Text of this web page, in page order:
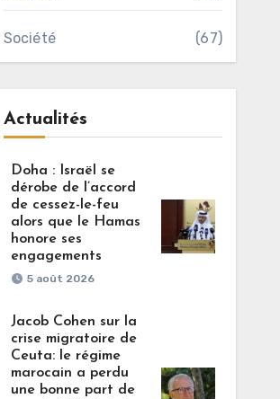
Société (67)
Actualités
Doha : Israël se
dérobe de l’accord
de cessez-le-feu
alors que le Hamas
honore ses
engagements
5 août 2026
Jacob Cohen sur la
crise migratoire de
Ceuta: le régime
marocain a perdu
une bonne part de